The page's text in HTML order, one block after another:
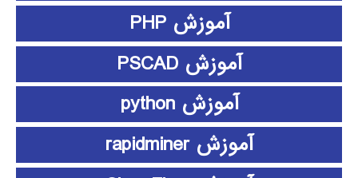
آموزش PHP
آموزش PSCAD
آموزش python
آموزش rapidminer